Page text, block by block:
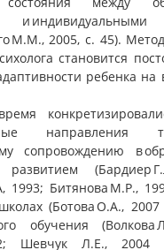
и индивидуальными
М.М., 2005, с. 45).
становится
ребенка
направления
сопровождению в
развитием (Бардиер
1993; Битянова М.Р.,
(Ботова О.А., 2007
обучения (Волкова
Шевчук Л.Е., 2004 и